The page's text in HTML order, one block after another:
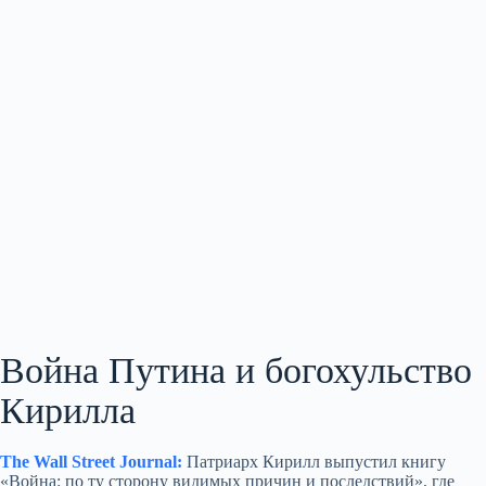
Война Путина и богохульство
Кирилла
The Wall Street Journal: Патриарх Кирилл выпустил книгу
«Война: по ту сторону видимых причин и последствий», где